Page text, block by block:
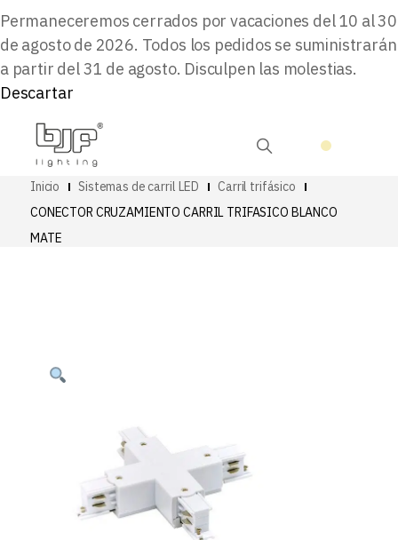
Permaneceremos cerrados por vacaciones del 10 al 30
de agosto de 2026. Todos los pedidos se suministrarán
a partir del 31 de agosto. Disculpen las molestias.
Descartar
Inicio Sistemas de carril LED
Carril trifásico
CONECTOR CRUZAMIENTO CARRIL TRIFASICO BLANCO
MATE